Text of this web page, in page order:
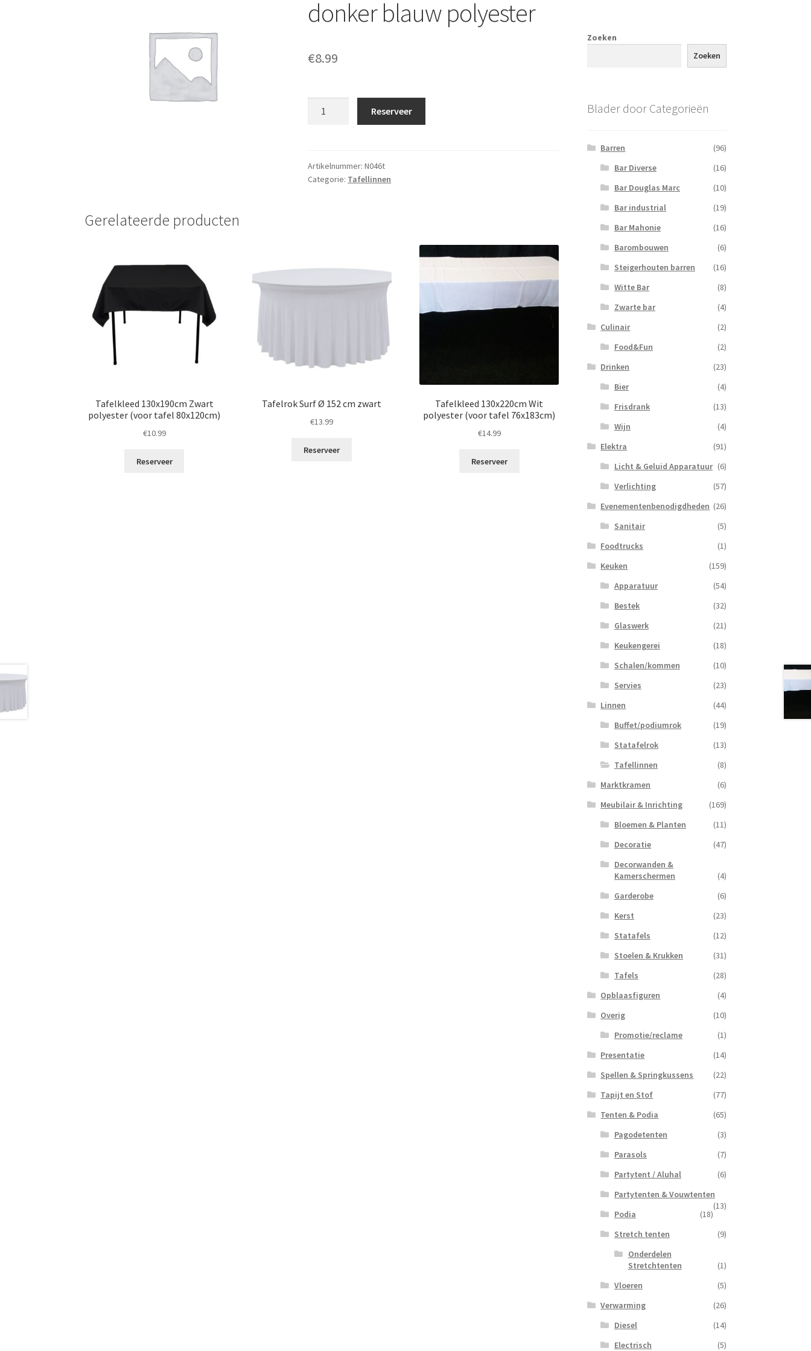
donker blauw polyester
€8.99
blauw
polyester
Reserveer
Artikelnummer:N046t
Categorie: Tafellinnen
Gerelateerde producten
Tafelkleed 130x190cm Zwart
polyester (voor tafel 80x120cm)
€10.99
Reserveer
Tafelrok Surf Ø 152 cm zwart
€13.99
Reserveer
Tafelkleed 130x220cm Wit
polyester (voor tafel 76x183cm)
€14.99
Reserveer
Zoeken
Zoeken
Blader door Categorieën
Barren
(96)
Bar Diverse
(16)
Bar Douglas Marc
(10)
Bar industrial
(19)
Bar Mahonie
(16)
Barombouwen
(6)
Steigerhouten barren
(16)
Witte Bar
(8)
Zwarte bar
(4)
Culinair
(2)
Food&Fun
(2)
Drinken
(23)
Bier
(4)
Frisdrank
(13)
Wijn
(4)
Elektra
(91)
Licht & Geluid Apparatuur (6)
Verlichting
(57)
Evenementenbenodigdheden (26)
Sanitair
(5)
Foodtrucks
(1)
Keuken
(159)
Apparatuur
(54)
Bestek
(32)
Glaswerk
(21)
Keukengerei
(18)
Schalen/kommen
(10)
Servies
(23)
Linnen
(44)
Buffet/podiumrok
(19)
Statafelrok
(13)
Tafellinnen
(8)
Marktkramen
(6)
Meubilair & Inrichting
(169)
Bloemen & Planten
(11)
Decoratie
(47)
Decorwanden &
Kamerschermen
(4)
Garderobe
(6)
Kerst
(23)
Statafels
(12)
Stoelen & Krukken
(31)
Tafels
(28)
Opblaasfiguren
(4)
Overig
(10)
Promotie/reclame
(1)
Presentatie
(14)
Spellen & Springkussens
(22)
Tapijt en Stof
(77)
Tenten & Podia
(65)
Pagodetenten
(3)
Parasols
(7)
Partytent / Aluhal
(6)
Partytenten & Vouwtenten
(13)
Podia
(18)
Stretch tenten
(9)
Onderdelen
Stretchtenten
(1)
Vloeren
(5)
Verwarming
(26)
Diesel
(14)
Electrisch
(5)